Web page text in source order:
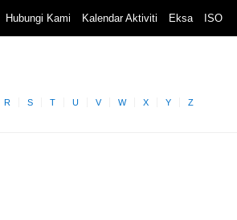
Hubungi Kami Kalendar Aktiviti Eksa ISO
R S T U V W X Y Z